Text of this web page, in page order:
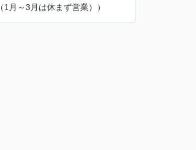
（1月～3月は休まず営業））